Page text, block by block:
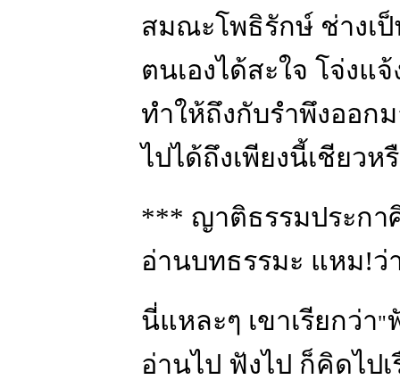
สมณะโพธิรักษ์ ช่างเ
ตนเองได้สะใจ โจ่ง
ทำให้ถึงกับรำพึงออก
ไปได้ถึงเพียงนี้เชียวห
*** ญาติธรรมประกา
อ่านบทธรรมะ แหม!ว่
นี่แหละๆ เขาเรียกว่า"
อ่านไป ฟังไป ก็คิดไป